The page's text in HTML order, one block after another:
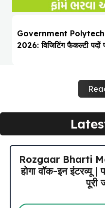
Government
2026: विजिटिंग फैकल्टी
Rozgaar Bharti
होगा वॉक-इन इंटरव्यू |
पूरी